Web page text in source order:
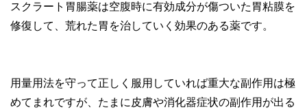
スクラート胃腸薬は空腹時に有効成分が傷ついた胃粘膜を
修復して、荒れた胃を治していく効果のある薬です。
用量用法を守って正しく服用していれば重大な副作用は極
めてまれですが、たまに皮膚や消化器症状の副作用が出る